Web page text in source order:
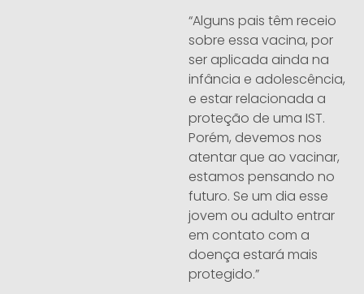
“Alguns pais têm receio
sobre essa vacina, por
ser aplicada ainda na
infância e adolescência,
e estar relacionada a
proteção de uma IST.
Porém, devemos nos
atentar que ao vacinar,
estamos pensando no
futuro. Se um dia esse
jovem ou adulto entrar
em contato com a
doença estará mais
protegido.”